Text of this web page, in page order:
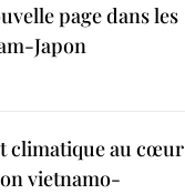
page dans les
Japon
climatique au cœur
vietnamo-